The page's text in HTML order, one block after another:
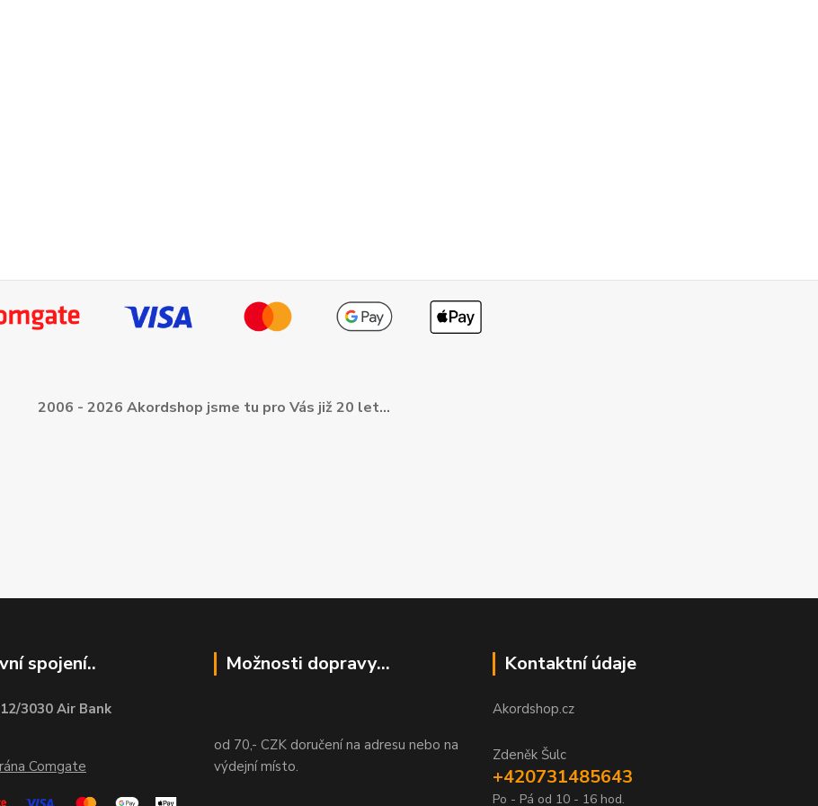
2006 - 2026 Akordshop jsme tu pro Vás již 20 let...
spojení..
3030 Air Bank
Comgate
Možnosti dopravy...
od 70,- CZK doručení na adresu nebo na
výdejní místo.
Kontaktní údaje
Akordshop.cz
Zdeněk Šulc
+420731485643
Po - Pá od 10 - 16 hod.